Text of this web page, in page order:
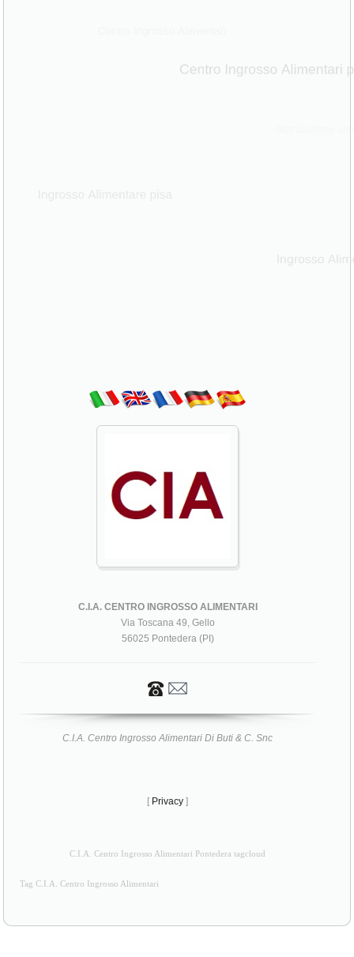
C.I.A. CENTRO INGROSSO ALIMENTARI
Via Toscana 49, Gello
56025 Pontedera (PI)
C.I.A. Centro Ingrosso Alimentari Di Buti & C. Snc
[ Privacy ]
C.I.A. Centro Ingrosso Alimentari Pontedera tagcloud
Tag C.I.A. Centro Ingrosso Alimentari